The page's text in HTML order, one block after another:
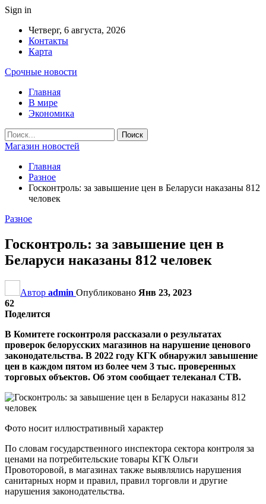
Sign in
Четверг, 6 августа, 2026
Контакты
Карта
Срочные новости
Главная
В мире
Экономика
Магазин новостей
Главная
Разное
Госконтроль: за завышение цен в Беларуси наказаны 812
человек
Разное
Госконтроль: за завышение цен в
Беларуси наказаны 812 человек
Автор admin Опубликовано Янв 23, 2023
62
Поделится
В Комитете госконтроля рассказали о результатах
проверок белорусских магазинов на нарушение ценового
законодательства. В 2022 году КГК обнаружил завышение
цен в каждом пятом из более чем 3 тыс. проверенных
торговых объектов. Об этом сообщает телеканал СТВ.
Фото носит иллюстративный характер
По словам государственного инспектора сектора контроля за
ценами на потребительские товары КГК Ольги
Провоторовой, в магазинах также выявлялись нарушения
санитарных норм и правил, правил торговли и другие
нарушения законодательства.